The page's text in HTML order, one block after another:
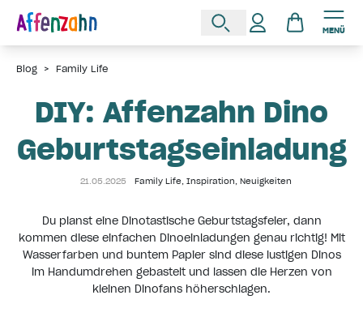
MENÜ
Blog > Family Life
DIY: Affenzahn Dino
Geburtstagseinladung
21.05.2025 Family Life, Inspiration, Neuigkeiten
Du planst eine Dinotastische Geburtstagsfeier, dann
kommen diese einfachen Dinoeinladungen genau richtig! Mit
Wasserfarben und buntem Papier sind diese lustigen Dinos
im Handumdrehen gebastelt und lassen die Herzen von
kleinen Dinofans höherschlagen.